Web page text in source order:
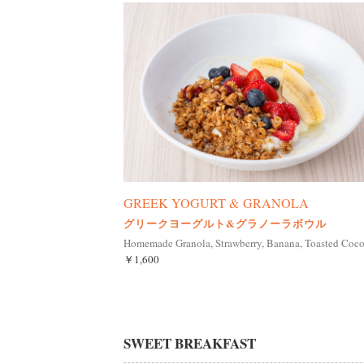
GREEK YOGURT & GRANOLA
グリークヨーグルト&グラノーラボウル
Homemade Granola, Strawberry, Banana, Toasted
￥1,600
SWEET BREAKFAST